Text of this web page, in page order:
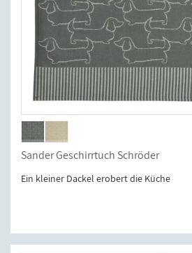
Sander Geschirrtuch Schröder
Ein kleiner Dackel erobert die Küche